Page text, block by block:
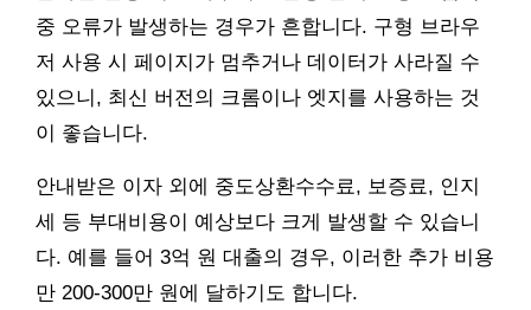
중 오류가 발생하는 경우가 흔합니다. 구형 브라우
저 사용 시 페이지가 멈추거나 데이터가 사라질 수
있으니, 최신 버전의 크롬이나 엣지를 사용하는 것
이 좋습니다.
안내받은 이자 외에 중도상환수수료, 보증료, 인지
세 등 부대비용이 예상보다 크게 발생할 수 있습니
다. 예를 들어 3억 원 대출의 경우, 이러한 추가 비용
만 200-300만 원에 달하기도 합니다.